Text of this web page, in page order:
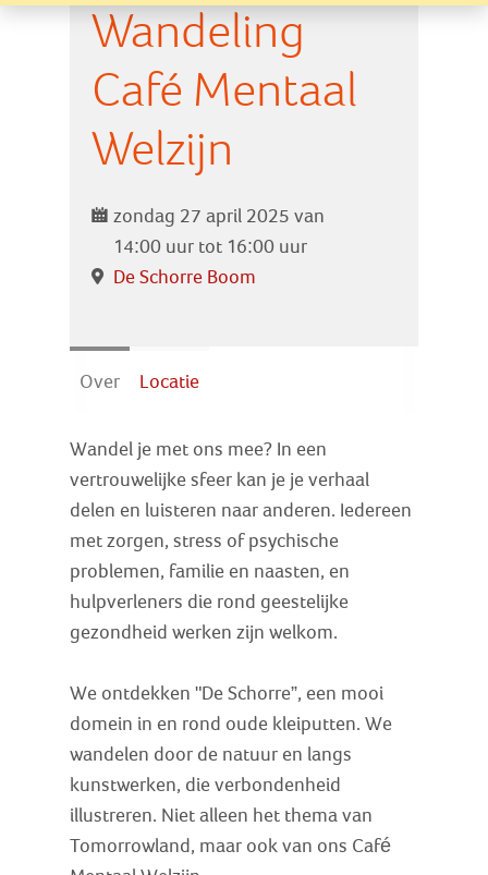
Wandeling
Café Mentaal
Welzijn
zondag 27 april 2025 van
14:00 uur tot 16:00 uur
De Schorre Boom
Over Locatie
Wandel je met ons mee? In een
vertrouwelijke sfeer kan je je verhaal
delen en luisteren naar anderen. Iedereen
met zorgen, stress of psychische
problemen, familie en naasten, en
hulpverleners die rond geestelijke
gezondheid werken zijn welkom.
We ontdekken "De Schorre”, een mooi
domein in en rond oude kleiputten. We
wandelen door de natuur en langs
kunstwerken, die verbondenheid
illustreren. Niet alleen het thema van
Tomorrowland, maar ook van ons Café
Vrijwilliger worden
Steun Similes